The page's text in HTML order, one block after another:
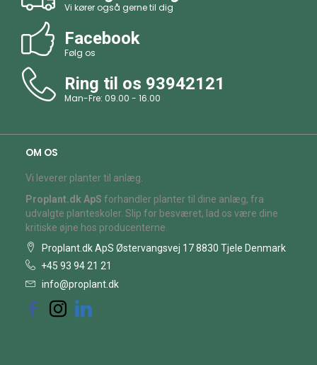
Vi kører også gerne til dig
Facebook
Følg os
Ring til os 93942121
Man-Fre: 09.00 - 16.00
OM OS
Vi leverer planter til anlæg.
Proplant.dk ApS forhandler planter til dine anlæg, fra
udvalgte planteskoler. Slip for besværet, lad os være dine
kritiske øjne hos producenterne.
Proplant.dk ApS Østervangsvej 17 8830 Tjele Denmark
+45 93 94 21 21
info@proplant.dk